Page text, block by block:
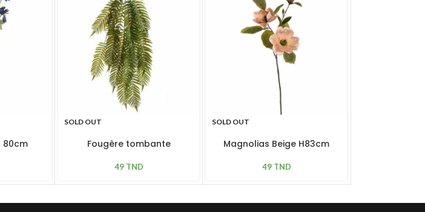
80cm
SOLD OUT
Fougère tombante
49 TND
SOLD OUT
Magnolias Beige H83cm
49 TND